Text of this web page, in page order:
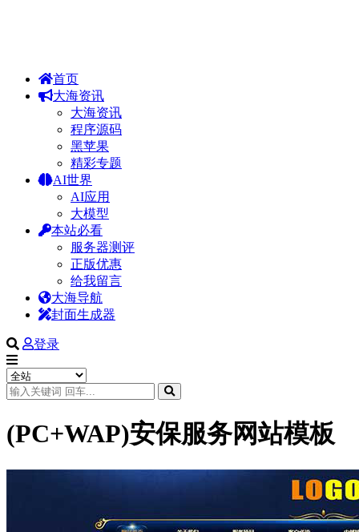
首页
大海资讯
大海资讯
程序源码
黑苹果
精彩专题
AI世界
AI应用
大模型
本站必看
服务器测评
正版优惠
给我留言
大海导航
封面生成器
登录
(PC+WAP)安保服务网站模板